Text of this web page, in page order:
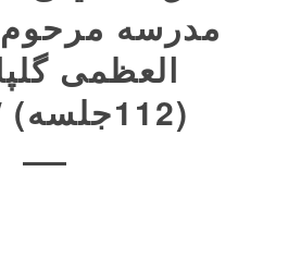
مدرسه مرحوم
العظمی
(112جلسه) / صوت